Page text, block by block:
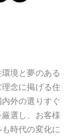
境と夢のある
念に掲げる住
外の選りすぐ
選し、お客様
時代の変化に